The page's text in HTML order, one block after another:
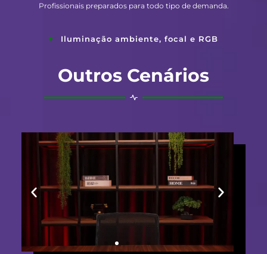
Profissionais preparados para todo tipo de demanda.
Iluminação ambiente, focal e RGB
Outros Cenários